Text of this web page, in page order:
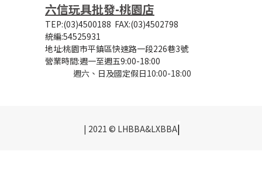
六信玩具批發-桃園店
TEP:(03)4500188 FAX:(03)4502798
統編:54525931
地址:桃園市平鎮區快速路一段226巷3號
營業時間:週一至週五9:00-18:00
週六、日及國定假日10:00-18:00
| 2021 © LHBBA&LXBBA|